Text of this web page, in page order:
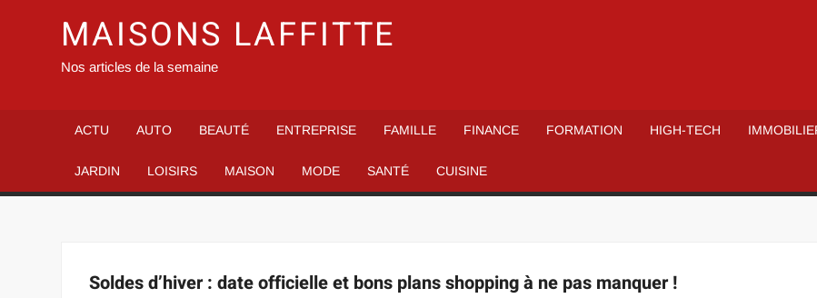
MAISONS LAFFITTE
Nos articles de la semaine
ACTU AUTO BEAUTÉ ENTREPRISE FAMILLE FINANCE FORMATION HIGH-TECH
JARDIN LOISIRS MAISON MODE SANTÉ CUISINE
Soldes d’hiver : date officielle et bons plans shopping à ne pas manquer !